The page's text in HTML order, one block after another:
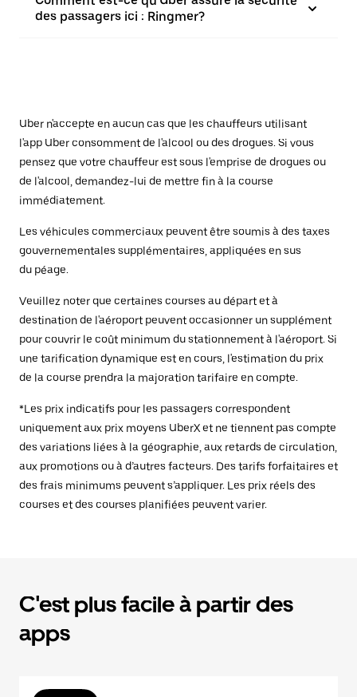
des passagers ici : Ringmer?
Uber n'accepte en aucun cas que les chauffeurs utilisant
l'app Uber consomment de l'alcool ou des drogues. Si vous
pensez que votre chauffeur est sous l'emprise de drogues ou
de l'alcool, demandez-lui de mettre fin à la course
immédiatement.
Les véhicules commerciaux peuvent être soumis à des taxes
gouvernementales supplémentaires, appliquées en sus
du péage.
Veuillez noter que certaines courses au départ et à
destination de l'aéroport peuvent occasionner un supplément
pour couvrir le coût minimum du stationnement à l'aéroport. Si
une tarification dynamique est en cours, l'estimation du prix
de la course prendra la majoration tarifaire en compte.
*Les prix indicatifs pour les passagers correspondent
uniquement aux prix moyens UberX et ne tiennent pas compte
des variations liées à la géographie, aux retards de circulation,
aux promotions ou à d’autres facteurs. Des tarifs forfaitaires et
des frais minimums peuvent s’appliquer. Les prix réels des
courses et des courses planifiées peuvent varier.
C'est plus facile à partir des
apps